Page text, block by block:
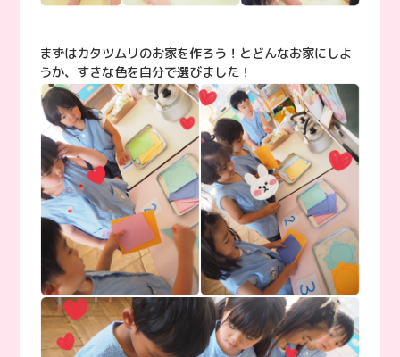
まずはカタツムリのお家を作ろう！とどんなお家にしよ
うか、すきな色を自分で選びました！